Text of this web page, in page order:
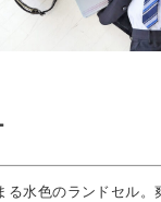
る水色のランドセル。